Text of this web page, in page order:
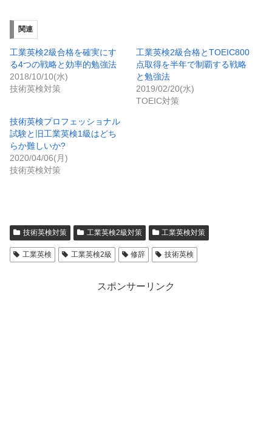
関連
工業英検2級合格を確実にす
る4つの戦略と効率的勉強法
2018/10/10(水)
技術英検対策
工業英検2級合格とTOEIC800
点取得を半年で制覇する戦略
と勉強法
2019/02/20(水)
TOEIC対策
技術英検プロフェッショナル
試験と旧工業英検1級はどち
らか難しいか?
2020/04/06(月)
技術英検対策
技術英検対策 工業英検2級対策 工業英検対策
工業英検 工業英検2級 修辞 技術英検
スポンサーリンク